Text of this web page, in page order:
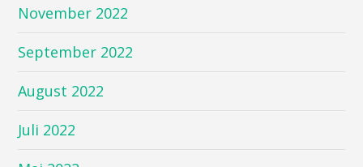
November 2022
September 2022
August 2022
Juli 2022